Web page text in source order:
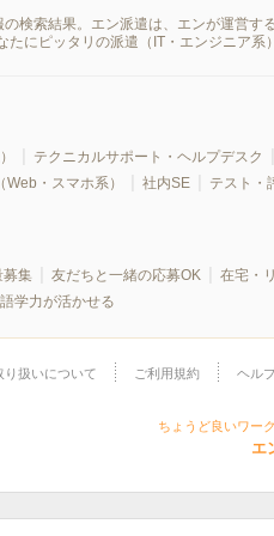
検索結果。エン派遣は、エンが運営
にピッタリの派遣（IT・エンジニア系
テクニカルサポート・ヘルプデスク
・スマホ系） 社内SE テスト・
募集 友だちと一緒の応募OK 在宅・
語学力が活かせる
り扱いについて ご利用規約 ヘル
ちょうど良いワー
エ